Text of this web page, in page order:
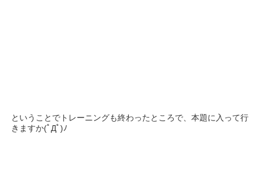
ということでトレーニングも終わったところで、本題に入って行
きますか(ﾟДﾟ)ﾉ